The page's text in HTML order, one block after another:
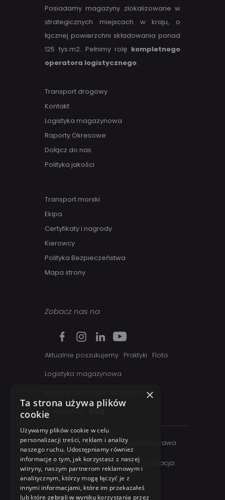
Posiadamy magazyny zlokalizowane w
strategicznych miejscach w kraju, o
łącznej powierzchni składowania ponad
125 tys.m2. Pełnimy rolę kompletnego
operatora logistycznego.
Transport drogowy
Kontakt
Logistyka magazynowa
Raporty Okresowe
Dołącz do nas
Polityka jakości
Transport morski
Ekipa
Certyfikaty i nagrody
Kierowcy
Polityka Bezpieczeństwa
Mapa strony
Zobacz nas na
Aktualnie poszukujemy Praktyki
Flota
Logistyka magazynowa
Aktualności
Przewoźnicy
Blog
Copyright ©regesta.pl. Wszystkie prawa
zastrzezone
Relacje inwestorskie| Projekt i realizacja:
dimax.pl
Kontakt telefoniczny:
+48 41 358 27 00
×
Ta strona używa plików
cookie
Używamy plików cookie w celu
personalizacji treści, reklam i analizy
naszego ruchu. Udostępniamy również
informacje o tym, jak korzystasz z naszej
witryny, naszym partnerom reklamowym i
analitycznym, którzy mogą łączyć je z
innymi informacjami, które im przekazałeś
lub które zebrali w wyniku korzystania przez